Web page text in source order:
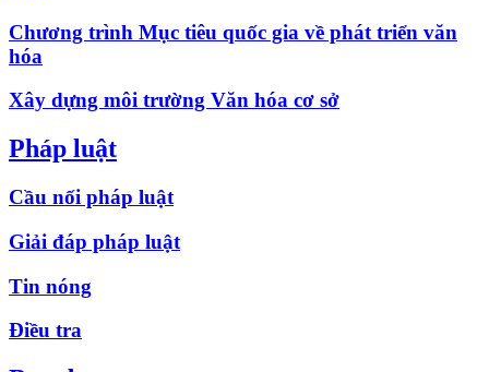
Chương trình Mục tiêu quốc gia về phát triển văn
hóa
Xây dựng môi trường Văn hóa cơ sở
Pháp luật
Cầu nối pháp luật
Giải đáp pháp luật
Tin nóng
Điều tra